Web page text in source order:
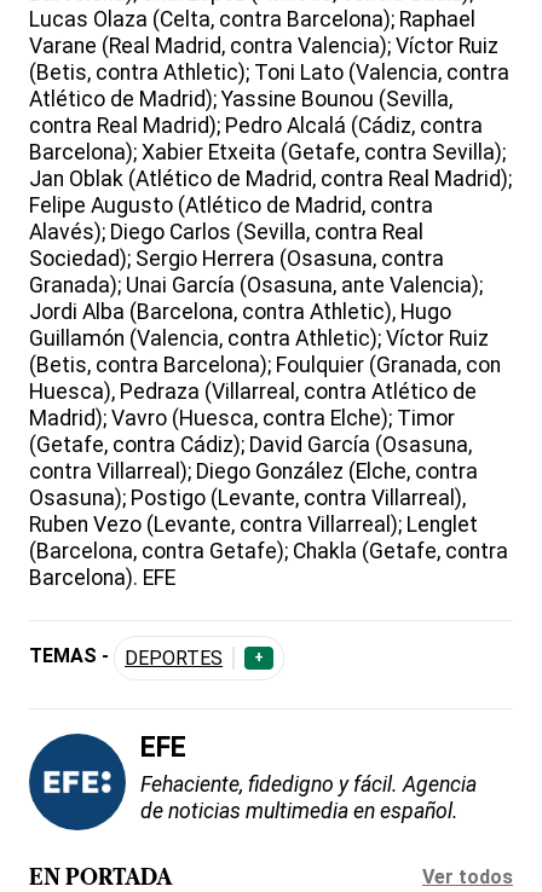
Lucas Olaza (Celta, contra Barcelona); Raphael
Varane (Real Madrid, contra Valencia); Víctor Ruiz
(Betis, contra Athletic); Toni Lato (Valencia, contra
Atlético de Madrid); Yassine Bounou (Sevilla,
contra Real Madrid); Pedro Alcalá (Cádiz, contra
Barcelona); Xabier Etxeita (Getafe, contra Sevilla);
Jan Oblak (Atlético de Madrid, contra Real Madrid);
Felipe Augusto (Atlético de Madrid, contra
Alavés); Diego Carlos (Sevilla, contra Real
Sociedad); Sergio Herrera (Osasuna, contra
Granada); Unai García (Osasuna, ante Valencia);
Jordi Alba (Barcelona, contra Athletic), Hugo
Guillamón (Valencia, contra Athletic); Víctor Ruiz
(Betis, contra Barcelona); Foulquier (Granada, con
Huesca), Pedraza (Villarreal, contra Atlético de
Madrid); Vavro (Huesca, contra Elche); Timor
(Getafe, contra Cádiz); David García (Osasuna,
contra Villarreal); Diego González (Elche, contra
Osasuna); Postigo (Levante, contra Villarreal),
Ruben Vezo (Levante, contra Villarreal); Lenglet
(Barcelona, contra Getafe); Chakla (Getafe, contra
Barcelona). EFE
TEMAS - DEPORTES +
EFE
Fehaciente, fidedigno y fácil. Agencia
de noticias multimedia en español.
EN PORTADA Ver todos